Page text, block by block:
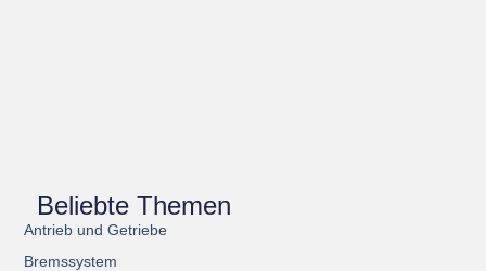
Beliebte Themen
Antrieb und Getriebe
Bremssystem